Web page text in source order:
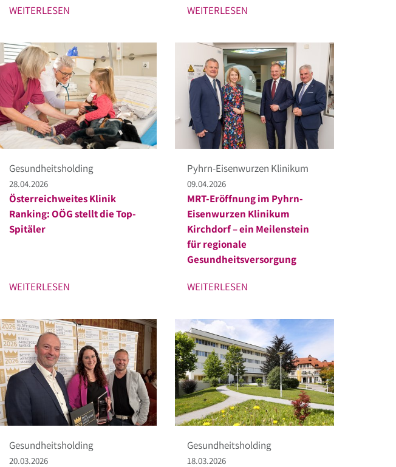
WEITERLESEN WEITERLESEN
Gesundheitsholding
28.04.2026
Österreichweites Klinik
Ranking: OÖG stellt die Top-
Spitäler
WEITERLESEN
Pyhrn-Eisenwurzen Klinikum
09.04.2026
MRT-Eröffnung im Pyhrn-
Eisenwurzen Klinikum
Kirchdorf – ein Meilenstein
für regionale
Gesundheitsversorgung
WEITERLESEN
Gesundheitsholding
20.03.2026
Gesundheitsholding
18.03.2026